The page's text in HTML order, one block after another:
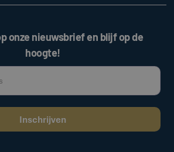
onze nieuwsbrief en blijf op de
hoogte!